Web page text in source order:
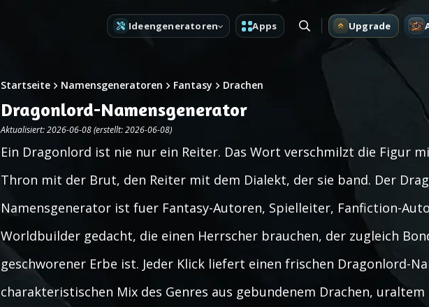
Ideengeneratoren Apps Upgrade
Startseite Namensgeneratoren Fantasy Drachen
Dragonlord-Namensgenerator
Aktualisiert: 2026-06-08 (erstellt: 2026-06-08)
Ein Dragonlord ist nie nur ein Reiter. Das Wort verschmilzt die Figur
Thron mit der Brut, den Reiter mit dem Dialekt, der sie band. Der
Namensgenerator ist fuer Fantasy-Autoren, Spielleiter, Fanfiction-
Worldbuilder gedacht, die einen Herrscher brauchen, der zugleich
geschworener Erbe ist. Jeder Klick liefert einen frischen Dragonlord-
charakteristischen Mix des Genres aus gebundenem Drachen, uraltem